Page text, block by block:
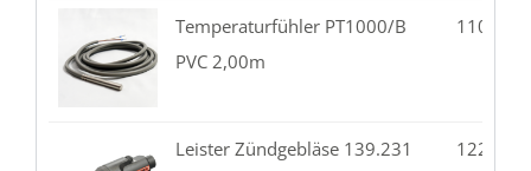
Temperaturfühler PT1000/B
PVC 2,00m
110.02-
Leister Zündgebläse 139.231
122.10-